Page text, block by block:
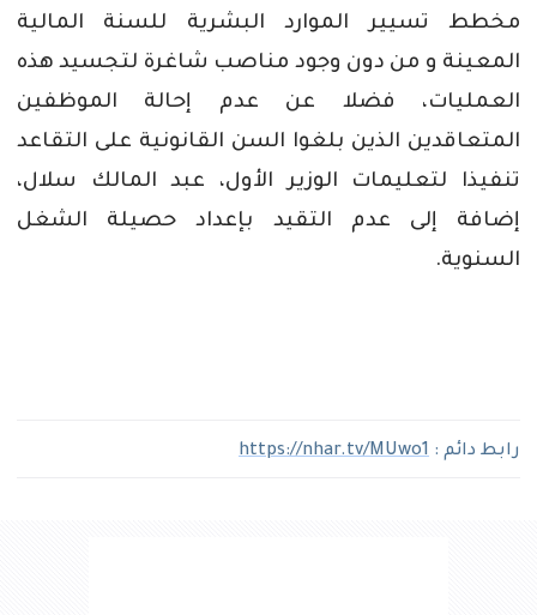
مخطط
تسيير الموارد البشرية للسنة
المالية
المعينة و من دون وجود مناصب شاغرة لتجسيد هذه
العمليات،
فضلا عن عدم إحالة
الموظفين
المتعاقدين الذين بلغوا السن القانونية على التقاعد
تنفيذا
لتعليمات الوزير الأول، عبد المالك
سلال،
إضافة
إلى عدم التقيد بإعداد حصيلة
الشغل
السنوية.
رابط دائم : https://nhar.tv/MUwo1